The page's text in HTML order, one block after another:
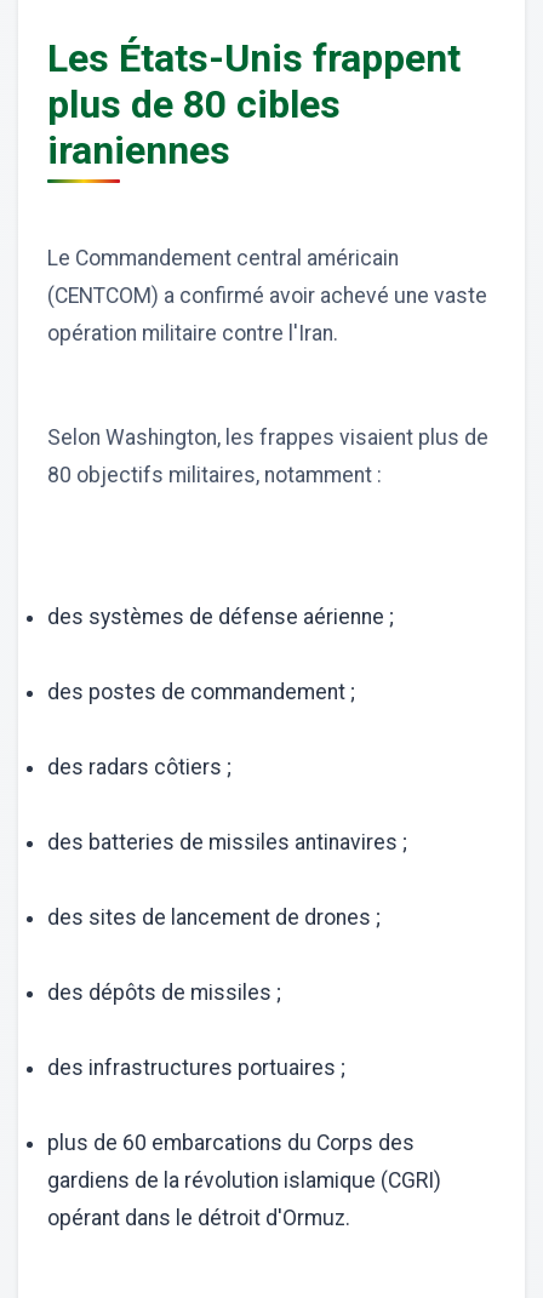
Les États-Unis frappent
plus de 80 cibles
iraniennes
Le Commandement central américain
(CENTCOM) a confirmé avoir achevé une vaste
opération militaire contre l'Iran.
Selon Washington, les frappes visaient plus de
80 objectifs militaires, notamment :
des systèmes de défense aérienne ;
des postes de commandement ;
des radars côtiers ;
des batteries de missiles antinavires ;
des sites de lancement de drones ;
des dépôts de missiles ;
des infrastructures portuaires ;
plus de 60 embarcations du Corps des
gardiens de la révolution islamique (CGRI)
opérant dans le détroit d'Ormuz.